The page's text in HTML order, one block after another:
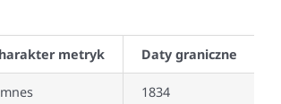
metryk Daty graniczne
1834